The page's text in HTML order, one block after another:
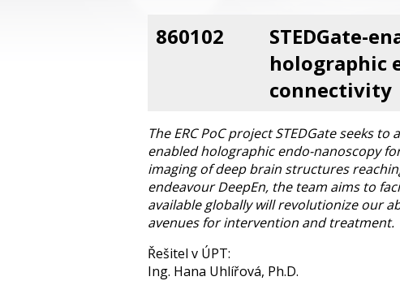
860102
STEDGate-
holographic
connectivity
The ERC PoC project STEDGate seeks
enabled holographic endo-nanoscopy
imaging of deep brain structures
endeavour DeepEn, the team aims to
available globally will revolutionize our
avenues for intervention and treatment.
Řešitel v ÚPT:
Ing. Hana Uhlířová, Ph.D.